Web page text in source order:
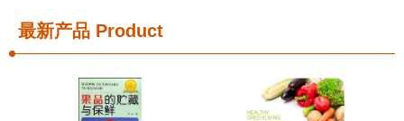
最新产品 Product